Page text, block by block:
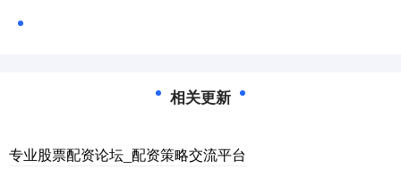
相关更新
专业股票配资论坛_配资策略交流平台